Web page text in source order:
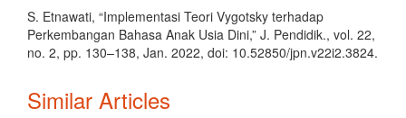
S. Etnawati, “Implementasi Teori Vygotsky terhadap
Perkembangan Bahasa Anak Usia Dini,” J. Pendidik., vol. 22,
no. 2, pp. 130–138, Jan. 2022, doi: 10.52850/jpn.v22i2.3824.
Similar Articles